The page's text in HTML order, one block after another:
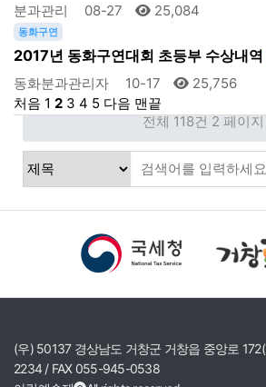
분과관리 08-27 25,084
동화구연
2017년 동화구연대회 초등부 수상내역
동화분과관리자 10-17
25,756
처음 1 2 3 4 5 다음 맨끝
전체 118건 2 페이지
(우) 50137 경상남도 거창군 거창읍 중앙로
2234 / FAX 055-945-0538